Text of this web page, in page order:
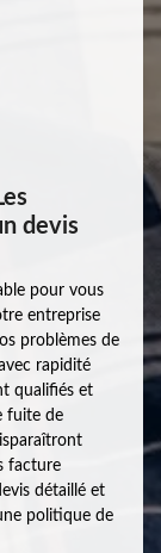
devis
pour vous
entreprise
problèmes de
rapidité
qualifiés et
fuite de
facture
détaillé et
politique de